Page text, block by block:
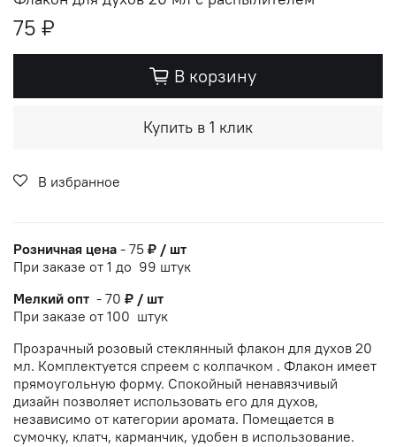
75 ₽
В корзину
Купить в 1 клик
В избранное
Розничная цена - 75 ₽ / шт
При заказе от 1 до 99 штук
Мелкий опт - 70 ₽ / шт
При заказе от 100 штук
Прозрачный розовый стеклянный флакон для духов 20
мл. Комплектуется спреем с колпачком . Флакон имеет
прямоугольную форму. Спокойный ненавязчивый
дизайн позволяет использовать его для духов,
независимо от категории аромата. Помещается в
сумочку, клатч, карманчик, удобен в использование.